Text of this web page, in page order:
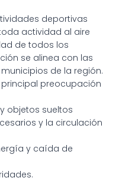
deportivas
actividad al aire
de todos los
se alinea con las
de la región.
preocupación
objetos sueltos
y la circulación
y caída de